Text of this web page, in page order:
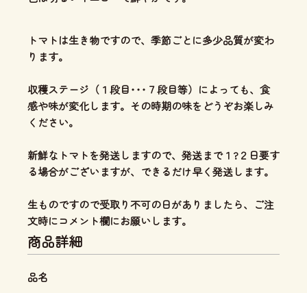
トマトは生き物ですので、季節ごとに多少品質が変わ
ります。
収穫ステージ（１段目･･･７段目等）によっても、食
感や味が変化します。その時期の味をどうぞお楽しみ
ください。
新鮮なトマトを発送しますので、発送まで１?２日要す
る場合がございますが、できるだけ早く発送します。
生ものですので受取り不可の日がありましたら、ご注
文時にコメント欄にお願いします。
商品詳細
品名